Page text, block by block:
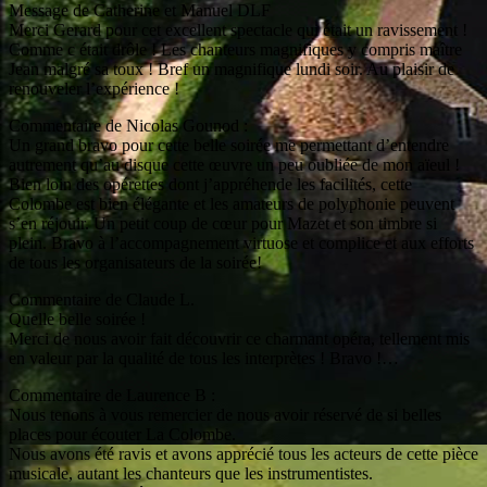
Message de Catherine et Manuel DLF
Merci Gerard pour cet excellent spectacle qui était un ravissement !
Comme c était drôle ! Les chanteurs magnifiques y compris maître
Jean malgré sa toux ! Bref un magnifique lundi soir. Au plaisir de
renouveler l’expérience !
Commentaire de Nicolas Gounod :
Un grand bravo pour cette belle soirée me permettant d’entendre
autrement qu’au disque cette œuvre un peu oubliée de mon aïeul !
Bien loin des opérettes dont j’appréhende les facilités, cette
Colombe est bien élégante et les amateurs de polyphonie peuvent
s’en réjouir. Un petit coup de cœur pour Mazet et son timbre si
plein. Bravo à l’accompagnement virtuose et complice et aux efforts
de tous les organisateurs de la soirée!
Commentaire de Claude L.
Quelle belle soirée !
Merci de nous avoir fait découvrir ce charmant opéra, tellement mis
en valeur par la qualité de tous les interprètes ! Bravo !…
Commentaire de Laurence B :
Nous tenons à vous remercier de nous avoir réservé de si belles
places pour écouter La Colombe.
Nous avons été ravis et avons apprécié tous les acteurs de cette pièce
musicale, autant les chanteurs que les instrumentistes.